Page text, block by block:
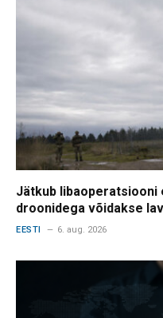
Jätkub
droonidega võidakse
EESTI 6. aug. 2026